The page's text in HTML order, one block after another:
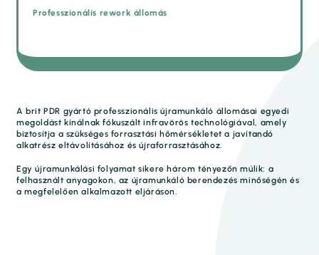
Professzionális rework állomás
A brit PDR gyártó professzionális újramunkáló állomásai egyedi
megoldást kínálnak fókuszált infravörös technológiával, amely
biztosítja a szükséges forrasztási hőmérsékletet a javítandó
alkatrész eltávolításához és újraforrasztásához.
Egy újramunkálási folyamat sikere három tényezőn múlik: a
felhasznált anyagokon, az újramunkáló berendezés minőségén és
a megfelelően alkalmazott eljáráson.